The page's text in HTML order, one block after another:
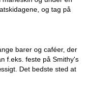
og tag på
barer og caféer, der
f.eks. feste på Smithy's
Det bedste sted at